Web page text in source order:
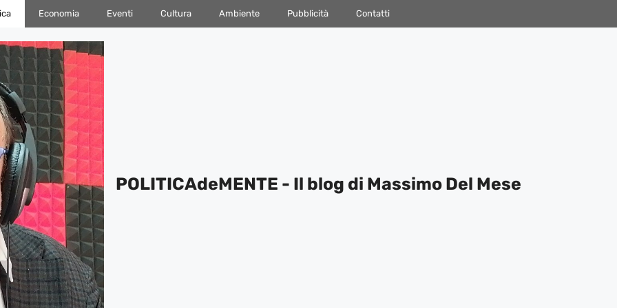
Economia Eventi Cultura Ambiente Pubblicità Contatti
POLITICAdeMENTE - Il blog di Massimo Del Mese